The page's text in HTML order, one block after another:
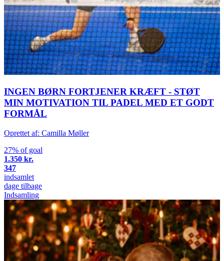
INGEN BØRN FORTJENER KRÆFT - STØT
MIN MOTIVATION TIL PADEL MED ET GODT
FORMÅL
Oprettet af: Camilla Møller
27% of goal
1.350 kr.
347
indsamlet
dage tilbage
Indsamling